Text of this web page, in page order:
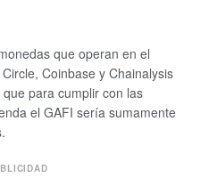
que operan en el
Coinbase y Chainalysis
para cumplir con las
el GAFI sería sumamente